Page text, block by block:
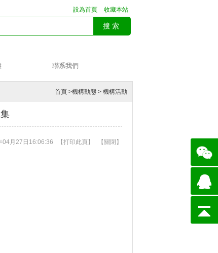
設為首頁 收藏本站
聯系我們
首頁 >機構動態 > 機構活動
04月27日16:06:36 【打印此頁】 【 關閉 】